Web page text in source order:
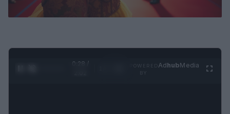
0:29 /
AdhubMedia